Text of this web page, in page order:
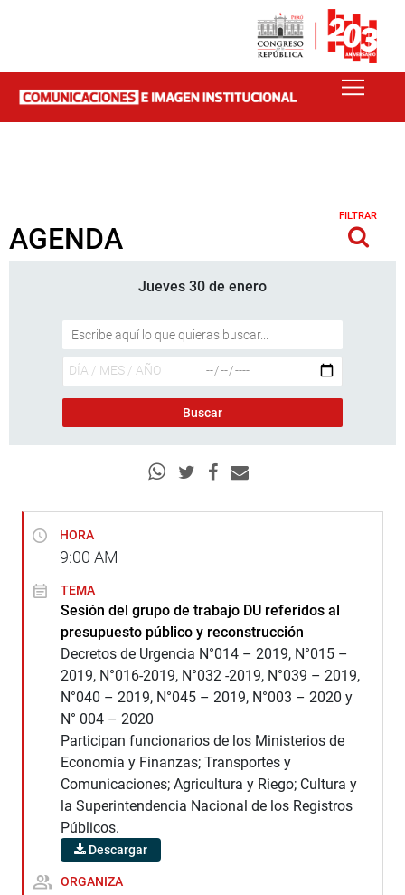
AGENDA
FILTRAR
Jueves 30 de enero
HORA
9:00 AM
TEMA
Sesión del grupo de trabajo DU referidos al
presupuesto público y reconstrucción
Decretos de Urgencia N°014 – 2019, N°015 –
2019, N°016-2019, N°032 -2019, N°039 – 2019,
N°040 – 2019, N°045 – 2019, N°003 – 2020 y
N° 004 – 2020
Participan funcionarios de los Ministerios de
Economía y Finanzas; Transportes y
Comunicaciones; Agricultura y Riego; Cultura y
la Superintendencia Nacional de los Registros
Públicos.
Descargar
ORGANIZA